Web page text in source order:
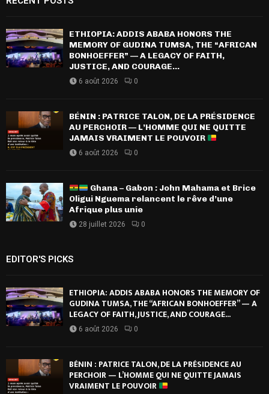
ETHIOPIA: ADDIS ABABA HONORS THE
MEMORY OF GUDINA TUMSA, THE “AFRICAN
BONHOEFFER” — A LEGACY OF FAITH,
JUSTICE, AND COURAGE...
6 août 2026 0
BÉNIN : PATRICE TALON, DE LA PRÉSIDENCE
AU PERCHOIR — L’HOMME QUI NE QUITTE
JAMAIS VRAIMENT LE POUVOIR
6 août 2026 0
Ghana – Gabon : John Mahama et Brice
Oligui Nguema relancent le rêve d’une
Afrique plus unie
28 juillet 2026 0
EDITOR'S PICKS
ETHIOPIA: ADDIS ABABA HONORS THE MEMORY OF
GUDINA TUMSA, THE “AFRICAN BONHOEFFER” — A
LEGACY OF FAITH, JUSTICE, AND COURAGE...
6 août 2026 0
BÉNIN : PATRICE TALON, DE LA PRÉSIDENCE AU
PERCHOIR — L’HOMME QUI NE QUITTE JAMAIS
VRAIMENT LE POUVOIR